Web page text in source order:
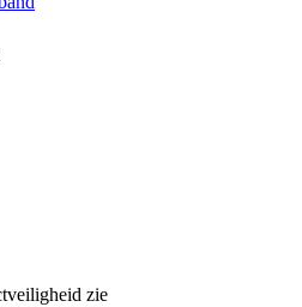
zie